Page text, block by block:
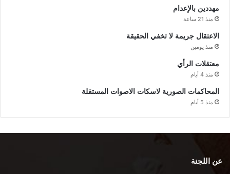
مهددين بالإعدام
منذ 21 ساعة
الاعتقال جريمة لا تخفي الحقيقة
منذ يومين
معتقلات الرأي
منذ 4 أيام
المحاكمات الصورية لاسكات الاصوات المستقلة
منذ 5 أيام
عن اللجنة